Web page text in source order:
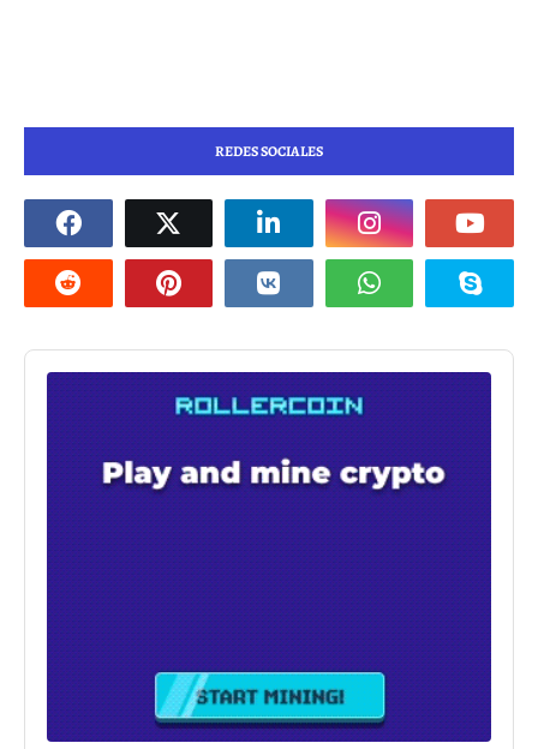
REDES SOCIALES